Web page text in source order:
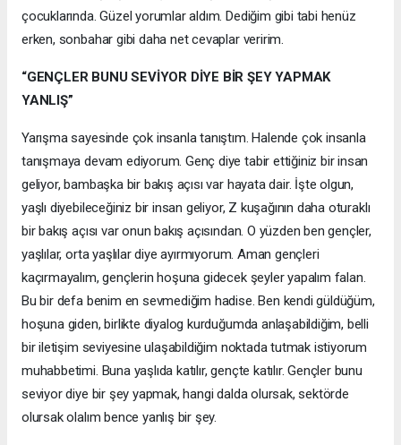
çocuklarında. Güzel yorumlar aldım. Dediğim gibi tabi henüz
erken, sonbahar gibi daha net cevaplar veririm.
“GENÇLER BUNU SEVİYOR DİYE BİR ŞEY YAPMAK
YANLIŞ”
Yarışma sayesinde çok insanla tanıştım. Halende çok insanla
tanışmaya devam ediyorum. Genç diye tabir ettiğiniz bir insan
geliyor, bambaşka bir bakış açısı var hayata dair. İşte olgun,
yaşlı diyebileceğiniz bir insan geliyor, Z kuşağının daha oturaklı
bir bakış açısı var onun bakış açısından. O yüzden ben gençler,
yaşlılar, orta yaşlılar diye ayırmıyorum. Aman gençleri
kaçırmayalım, gençlerin hoşuna gidecek şeyler yapalım falan.
Bu bir defa benim en sevmediğim hadise. Ben kendi güldüğüm,
hoşuna giden, birlikte diyalog kurduğumda anlaşabildiğim, belli
bir iletişim seviyesine ulaşabildiğim noktada tutmak istiyorum
muhabbetimi. Buna yaşlıda katılır, gençte katılır. Gençler bunu
seviyor diye bir şey yapmak, hangi dalda olursak, sektörde
olursak olalım bence yanlış bir şey.